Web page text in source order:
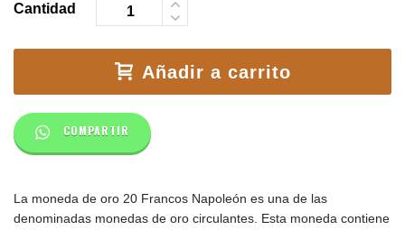
Cantidad
Añadir a carrito
COMPARTIR
La moneda de oro 20 Francos Napoleón es una de las
denominadas monedas de oro circulantes. Esta moneda contiene